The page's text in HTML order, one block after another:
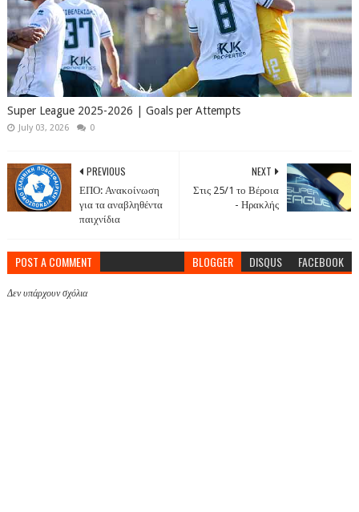
Super League 2025-2026 | Goals per Attempts
July 03, 2026 0
NEXT
Στις 25/1 το Βέροια
- Ηρακλής
PREVIOUS
ΕΠΟ: Ανακοίνωση
για τα αναβληθέντα
παιχνίδια
POST A COMMENT BLOGGER DISQUS FACEBOOK
Δεν υπάρχουν σχόλια